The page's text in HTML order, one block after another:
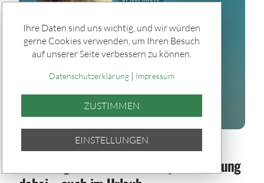
Spiele & Gewinner / Spiele
Sommerglück im Paket: Bei jeder Ziehung
Ihre Daten sind uns wichtig, und wir würden
gerne Cookies verwenden, um Ihren Besuch
auf unserer Seite verbessern zu können.
Datenschutzerklärung| Impressum
ZUSTIMMEN
EINSTELLUNGEN